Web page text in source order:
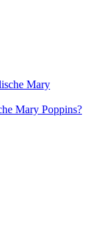
Mary Poppins?